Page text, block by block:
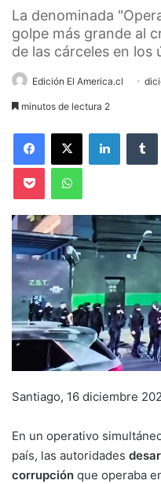
La denominada
golpe más grande al
de las cárceles en los
Edición El America.cl
minutos de lectura 2
Facebook
X LinkedIn
Pocket WhatsApp
Santiago, 16 diciembre
En un operativo
país, las autoridades
corrupción que operaba